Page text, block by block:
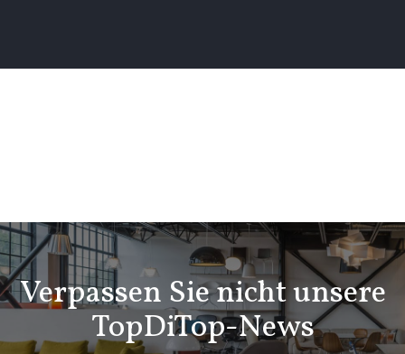
Verpassen Sie nicht unsere
TopDiTop-News